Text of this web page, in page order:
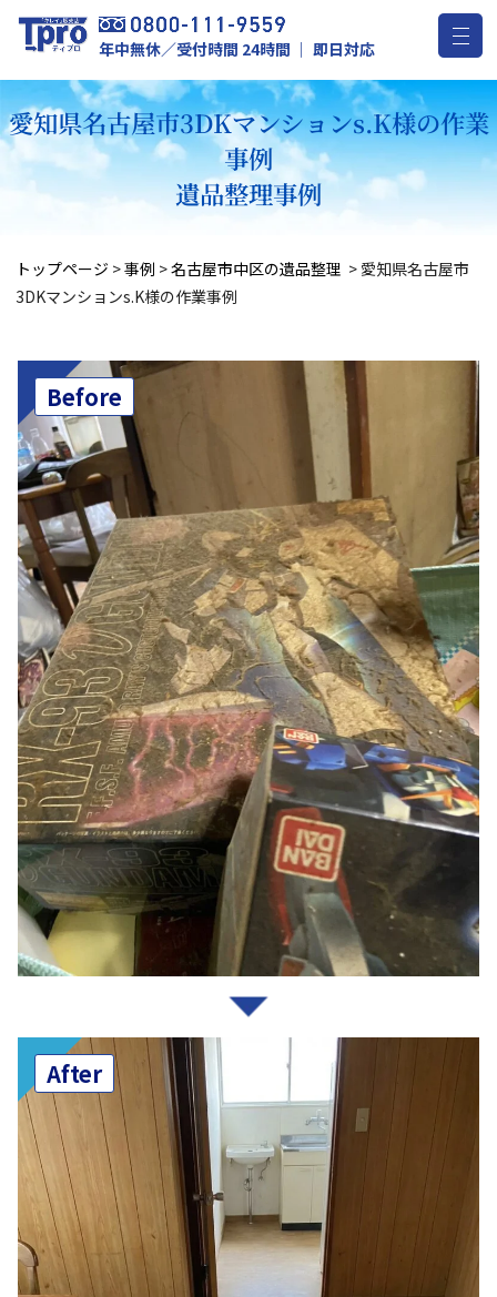
年中無休／受付時間 24時間 ｜ 即日対応
愛知県名古屋市3DKマンションs.K様の作業
事例
遺品整理事例
トップページ >事例 >名古屋市中区の遺品整理 > 愛知県名古屋市
3DKマンションs.K様の作業事例
Before
After